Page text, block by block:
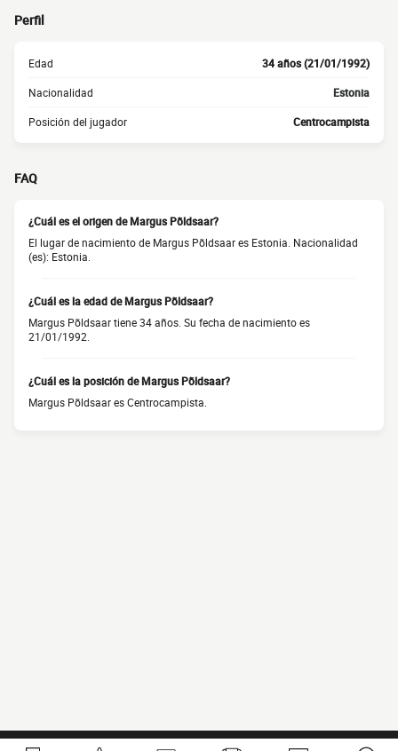
Perfil
Edad 34 años (21/01/1992)
Nacionalidad Estonia
Posición del jugador Centrocampista
FAQ
¿Cuál es el origen de Margus Põldsaar?
El lugar de nacimiento de Margus Põldsaar es Estonia. Nacionalidad
(es): Estonia.
¿Cuál es la edad de Margus Põldsaar?
Margus Põldsaar tiene 34 años. Su fecha de nacimiento es
21/01/1992.
¿Cuál es la posición de Margus Põldsaar?
Margus Põldsaar es Centrocampista.